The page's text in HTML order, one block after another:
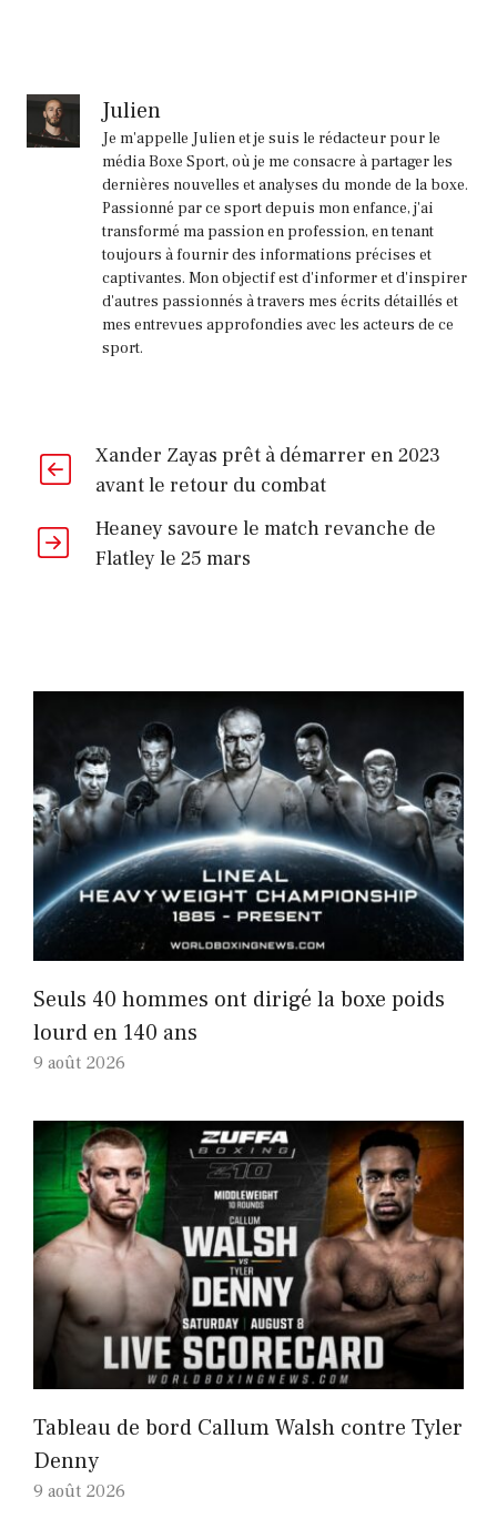
Julien
Je m'appelle Julien et je suis le rédacteur pour le
média Boxe Sport, où je me consacre à partager les
dernières nouvelles et analyses du monde de la boxe.
Passionné par ce sport depuis mon enfance, j'ai
transformé ma passion en profession, en tenant
toujours à fournir des informations précises et
captivantes. Mon objectif est d'informer et d'inspirer
d'autres passionnés à travers mes écrits détaillés et
mes entrevues approfondies avec les acteurs de ce
sport.
Xander Zayas prêt à démarrer en 2023
avant le retour du combat
Heaney savoure le match revanche de
Flatley le 25 mars
Seuls 40 hommes ont dirigé la boxe poids
lourd en 140 ans
9 août 2026
Tableau de bord Callum Walsh contre Tyler
Denny
9 août 2026